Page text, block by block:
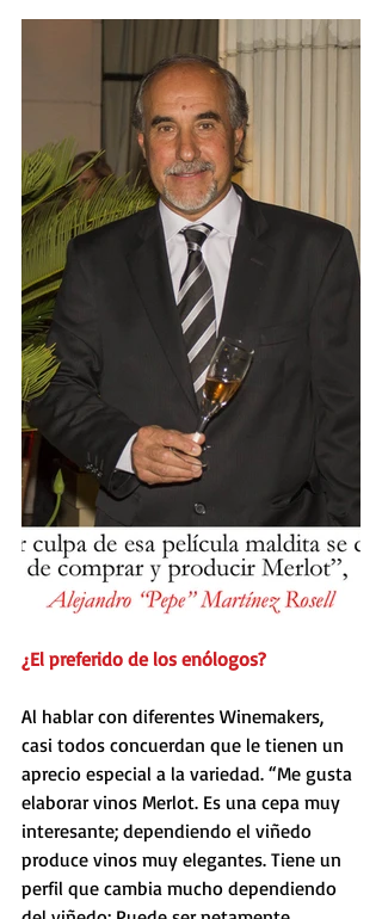
¿El preferido de los enólogos?
Al hablar con diferentes Winemakers,
casi todos concuerdan que le tienen un
aprecio especial a la variedad. “Me gusta
elaborar vinos Merlot. Es una cepa muy
interesante; dependiendo el viñedo
produce vinos muy elegantes. Tiene un
perfil que cambia mucho dependiendo